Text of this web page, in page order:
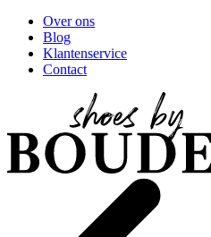
Over ons
Blog
Klantenservice
Contact